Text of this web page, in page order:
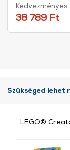
Kedvezményes
38 789 Ft
Szükséged lehet
LEGO®